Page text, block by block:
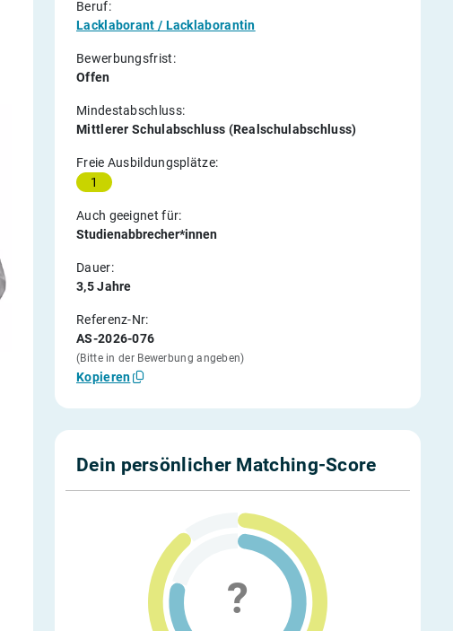
Beruf:
Lacklaborant / Lacklaborantin
Bewerbungsfrist:
Offen
Mindestabschluss:
Mittlerer Schulabschluss (Realschulabschluss)
Freie Ausbildungsplätze:
1
Auch geeignet für:
Studienabbrecher*innen
Dauer:
3,5 Jahre
Referenz-Nr:
AS-2026-076
(Bitte in der Bewerbung angeben)
Kopieren
Dein persönlicher Matching-Score